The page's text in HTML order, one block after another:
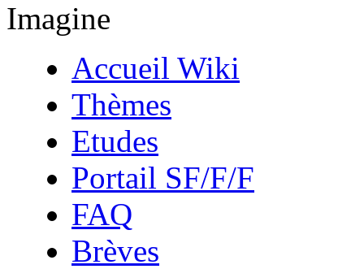
Imagine
Accueil Wiki
Thèmes
Etudes
Portail SF/F/F
FAQ
Brèves